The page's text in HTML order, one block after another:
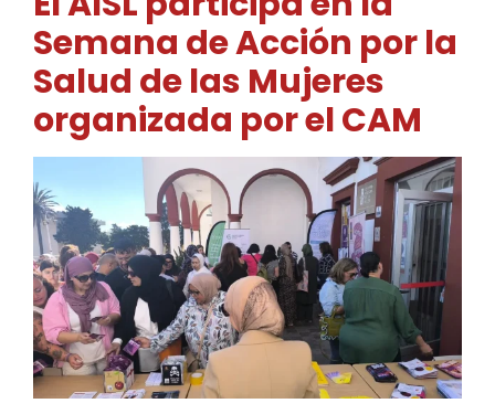
Semana de Acción por la
Salud de las Mujeres
organizada por el CAM